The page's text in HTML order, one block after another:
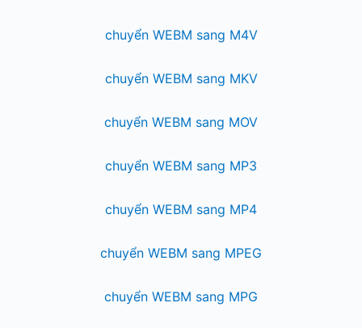
chuyển WEBM sang M4V
chuyển WEBM sang MKV
chuyển WEBM sang MOV
chuyển WEBM sang MP3
chuyển WEBM sang MP4
chuyển WEBM sang MPEG
chuyển WEBM sang MPG